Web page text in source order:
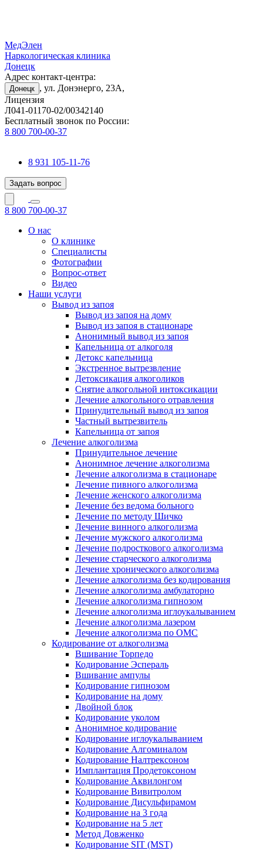
МедЭлен
Наркологическая клиника
Донецк
Адрес контакт-центра:
Донецк , ул. Донэнерго, 23А,
Лицензия
Л041-01170-02/00342140
Бесплатный звонок по России:
8 800 700-00-37
8 931 105-11-76
Задать вопрос
8 800 700-00-37
О нас
О клинике
Специалисты
Фотографии
Вопрос-ответ
Видео
Наши услуги
Вывод из запоя
Вывод из запоя на дому
Вывод из запоя в стационаре
Анонимный вывод из запоя
Капельница от алкоголя
Детокс капельница
Экстренное вытрезвление
Детоксикация алкоголиков
Снятие алкогольной интоксикации
Лечение алкогольного отравления
Принудительный вывод из запоя
Частный вытрезвитель
Капельница от запоя
Лечение алкоголизма
Принудительное лечение
Анонимное лечение алкоголизма
Лечение алкоголизма в стационаре
Лечение пивного алкоголизма
Лечение женского алкоголизма
Лечение без ведома больного
Лечение по методу Шичко
Лечение винного алкоголизма
Лечение мужского алкоголизма
Лечение подросткового алкоголизма
Лечение старческого алкоголизма
Лечение хронического алкоголизма
Лечение алкоголизма без кодирования
Лечение алкоголизма амбулаторно
Лечение алкоголизма гипнозом
Лечение алкоголизма иглоукалыванием
Лечение алкоголизма лазером
Лечение алкоголизма по ОМС
Кодирование от алкоголизма
Вшивание Торпедо
Кодирование Эспераль
Вшивание ампулы
Кодирование гипнозом
Кодирование на дому
Двойной блок
Кодирование уколом
Анонимное кодирование
Кодирование иглоукалыванием
Кодирование Алгоминалом
Кодирование Налтрексоном
Имплантация Продетоксоном
Кодирование Аквилонгом
Кодирование Вивитролом
Кодирование Дисульфирамом
Кодирование на 3 года
Кодирование на 5 лет
Метод Довженко
Кодирование SIT (MST)